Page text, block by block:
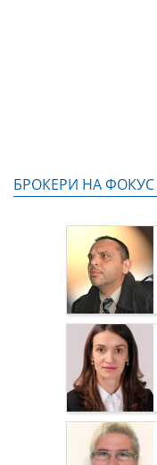
БРОКЕРИ НА ФОКУС